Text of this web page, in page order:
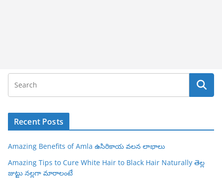
Recent Posts
Amazing Benefits of Amla ఉసిరికాయ వలన లాభాలు
Amazing Tips to Cure White Hair to Black Hair Naturally తెల్ల
జుట్టు నల్లగా మారాలంటే